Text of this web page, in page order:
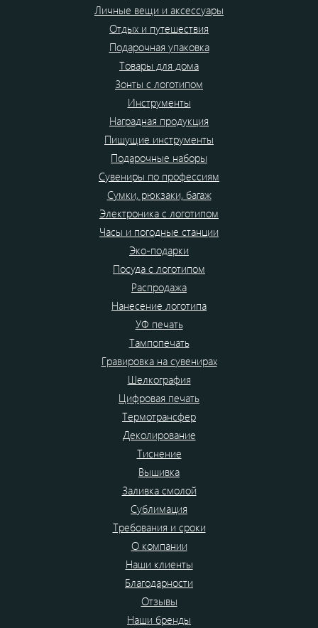
Личные вещи и аксессуары
Отдых и путешествия
Подарочная упаковка
Товары для дома
Зонты с логотипом
Инструменты
Наградная продукция
Пишущие инструменты
Подарочные наборы
Сувениры по профессиям
Сумки, рюкзаки, багаж
Электроника с логотипом
Часы и погодные станции
Эко-подарки
Посуда с логотипом
Распродажа
Нанесение логотипа
УФ печать
Тампопечать
Гравировка на сувенирах
Шелкография
Цифровая печать
Термотрансфер
Деколирование
Тиснение
Вышивка
Заливка смолой
Сублимация
Требования и сроки
О компании
Наши клиенты
Благодарности
Отзывы
Наши бренды